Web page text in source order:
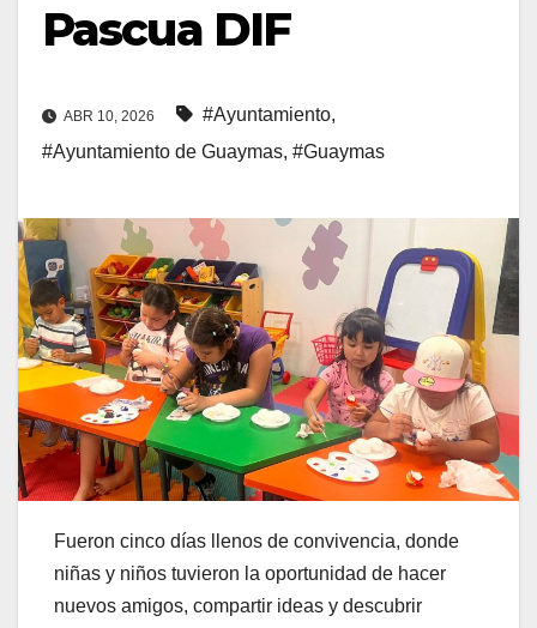
Pascua DIF
ABR 10, 2026 #Ayuntamiento,
#Ayuntamiento de Guaymas, #Guaymas
Fueron cinco días llenos de convivencia, donde
niñas y niños tuvieron la oportunidad de hacer
nuevos amigos, compartir ideas y descubrir